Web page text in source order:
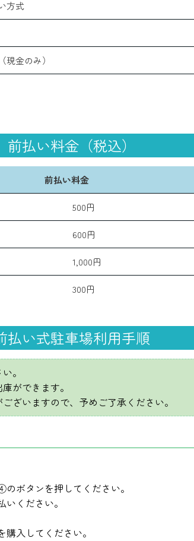
方式
現金のみ）
前払い料金（税込）
前払い料金
500円
600円
1,000円
300円
払い式駐車場利用手順
。
ができます。
ざいますので、予めご了承ください。
ボタンを押してください。
ください。
入してください。